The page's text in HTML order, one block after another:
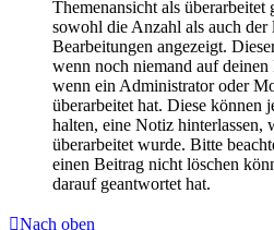
Themenansicht als
sowohl die Anzahl als auch der
Bearbeitungen angezeigt.
wenn noch niemand auf
wenn ein Administrator oder
überarbeitet hat. Diese können
halten, eine Notiz hinterlassen,
überarbeitet wurde. Bitte
einen Beitrag nicht löschen
darauf geantwortet hat.
Nach oben